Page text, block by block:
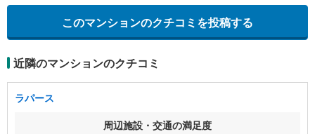
このマンションのクチコミを投稿する
近隣のマンションのクチコミ
ラパース
周辺施設・交通の満足度